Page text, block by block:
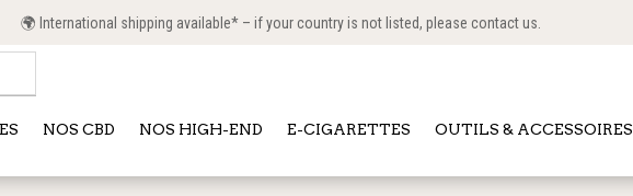
🌍 International shipping available* – if your country is not listed, please contact us.
NOS CBD NOS HIGH-END E-CIGARETTES OUTILS & ACCESSOIRES